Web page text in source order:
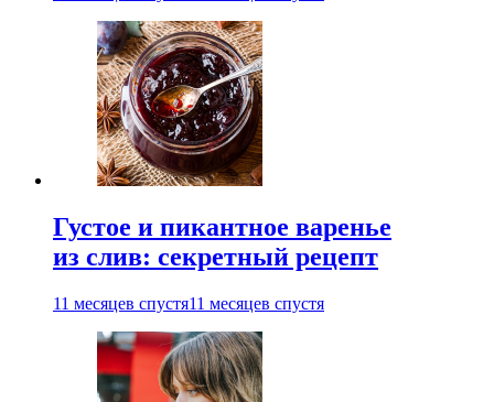
Густое и пикантное варенье
из слив: секретный рецепт
11 месяцев спустя11 месяцев спустя